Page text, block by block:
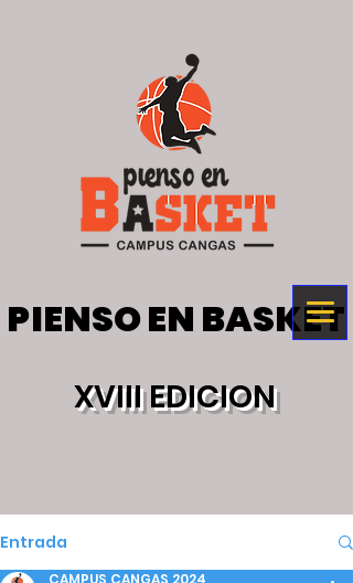
XVIII EDICION
PIENSO EN BASKET
PIENSO EN BASKET
Entrada
CAMPUS CANGAS 2024